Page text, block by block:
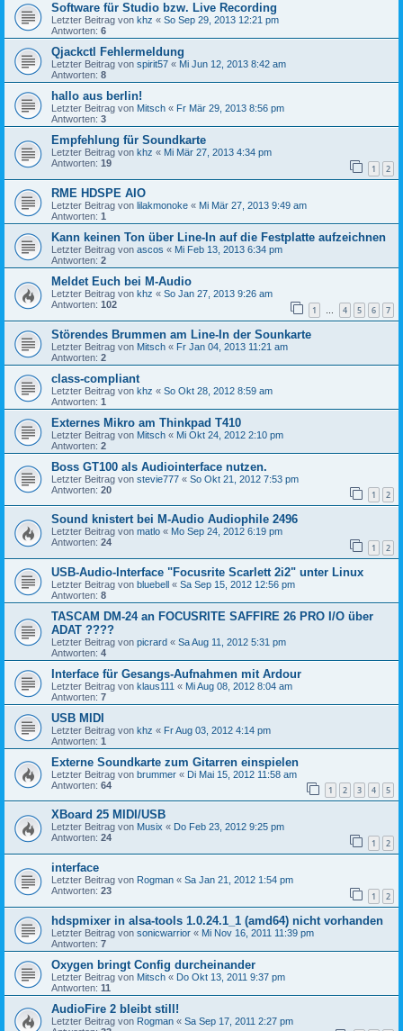
Software für Studio bzw. Live Recording
Letzter Beitrag von khz « So Sep 29, 2013 12:21 pm
Antworten: 6
Qjackctl Fehlermeldung
Letzter Beitrag von spirit57 « Mi Jun 12, 2013 8:42 am
Antworten: 8
hallo aus berlin!
Letzter Beitrag von Mitsch « Fr Mär 29, 2013 8:56 pm
Antworten: 3
Empfehlung für Soundkarte
Letzter Beitrag von khz « Mi Mär 27, 2013 4:34 pm
Antworten: 19 1 2
RME HDSPE AIO
Letzter Beitrag von lilakmonoke « Mi Mär 27, 2013 9:49 am
Antworten: 1
Kann keinen Ton über Line-In auf die Festplatte aufzeichnen
Letzter Beitrag von ascos « Mi Feb 13, 2013 6:34 pm
Antworten: 2
Meldet Euch bei M-Audio
Letzter Beitrag von khz « So Jan 27, 2013 9:26 am
Antworten: 102 1 … 4 5 6 7
Störendes Brummen am Line-In der Sounkarte
Letzter Beitrag von Mitsch « Fr Jan 04, 2013 11:21 am
Antworten: 2
class-compliant
Letzter Beitrag von khz « So Okt 28, 2012 8:59 am
Antworten: 1
Externes Mikro am Thinkpad T410
Letzter Beitrag von Mitsch « Mi Okt 24, 2012 2:10 pm
Antworten: 2
Boss GT100 als Audiointerface nutzen.
Letzter Beitrag von stevie777 « So Okt 21, 2012 7:53 pm
Antworten: 20 1 2
Sound knistert bei M-Audio Audiophile 2496
Letzter Beitrag von matlo « Mo Sep 24, 2012 6:19 pm
Antworten: 24 1 2
USB-Audio-Interface "Focusrite Scarlett 2i2" unter Linux
Letzter Beitrag von bluebell « Sa Sep 15, 2012 12:56 pm
Antworten: 8
TASCAM DM-24 an FOCUSRITE SAFFIRE 26 PRO I/O über
ADAT ????
Letzter Beitrag von picrard « Sa Aug 11, 2012 5:31 pm
Antworten: 4
Interface für Gesangs-Aufnahmen mit Ardour
Letzter Beitrag von klaus111 « Mi Aug 08, 2012 8:04 am
Antworten: 7
USB MIDI
Letzter Beitrag von khz « Fr Aug 03, 2012 4:14 pm
Antworten: 1
Externe Soundkarte zum Gitarren einspielen
Letzter Beitrag von brummer « Di Mai 15, 2012 11:58 am
Antworten: 64 1 2 3 4 5
XBoard 25 MIDI/USB
Letzter Beitrag von Musix « Do Feb 23, 2012 9:25 pm
Antworten: 24 1 2
interface
Letzter Beitrag von Rogman « Sa Jan 21, 2012 1:54 pm
Antworten: 23 1 2
hdspmixer in alsa-tools 1.0.24.1_1 (amd64) nicht vorhanden
Letzter Beitrag von sonicwarrior « Mi Nov 16, 2011 11:39 pm
Antworten: 7
Oxygen bringt Config durcheinander
Letzter Beitrag von Mitsch « Do Okt 13, 2011 9:37 pm
Antworten: 11
AudioFire 2 bleibt still!
Letzter Beitrag von Rogman « Sa Sep 17, 2011 2:27 pm